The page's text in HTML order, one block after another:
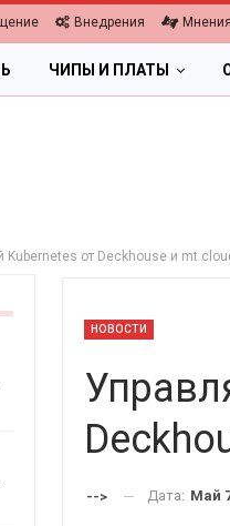
Внедрения Мнения
ЧИПЫ И ПЛАТЫ
Kubernetes от Deckhouse и mt
НОВОСТИ
--> Дата: Май
ОБЛАКА
экономика 2026.
статистический